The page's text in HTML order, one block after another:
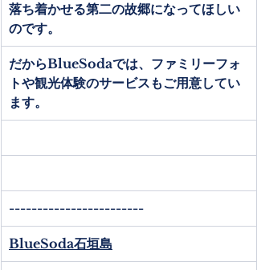
落ち着かせる第二の故郷になってほしい
のです。
だからBlueSodaでは、ファミリーフォ
トや観光体験のサービスもご用意してい
ます。
------------------------
BlueSoda石垣島